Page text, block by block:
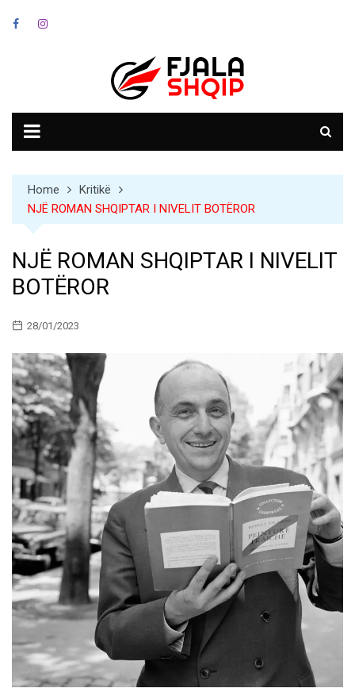
Home
Kritikë
NJË ROMAN SHQIPTAR I NIVELIT BOTËROR
NJË ROMAN SHQIPTAR I NIVELIT
BOTËROR
28/01/2023